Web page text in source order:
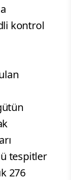
kontrol
tespitler
276